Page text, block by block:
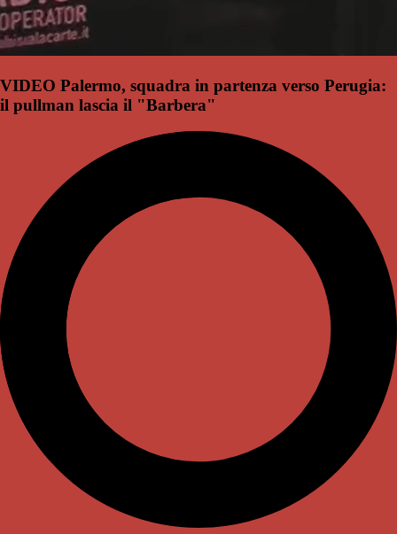
VIDEO Palermo, squadra in partenza verso Perugia:
il pullman lascia il "Barbera"